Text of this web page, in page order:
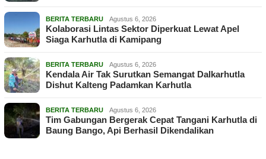
BERITA TERBARU Agustus 6, 2026
Kolaborasi Lintas Sektor Diperkuat Lewat Apel
Siaga Karhutla di Kamipang
BERITA TERBARU Agustus 6, 2026
Kendala Air Tak Surutkan Semangat Dalkarhutla
Dishut Kalteng Padamkan Karhutla
BERITA TERBARU Agustus 6, 2026
Tim Gabungan Bergerak Cepat Tangani Karhutla di
Baung Bango, Api Berhasil Dikendalikan